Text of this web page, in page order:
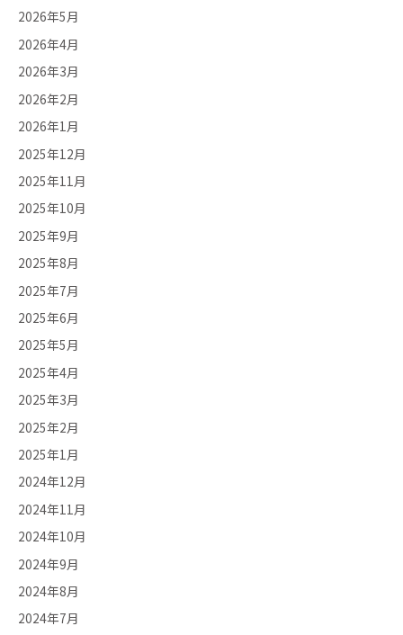
2026年5月
2026年4月
2026年3月
2026年2月
2026年1月
2025年12月
2025年11月
2025年10月
2025年9月
2025年8月
2025年7月
2025年6月
2025年5月
2025年4月
2025年3月
2025年2月
2025年1月
2024年12月
2024年11月
2024年10月
2024年9月
2024年8月
2024年7月